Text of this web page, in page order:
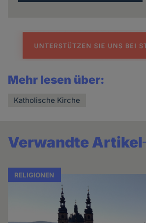
Mehr lesen über:
Katholische Kirche
Verwandte Artikel
RELIGIONEN